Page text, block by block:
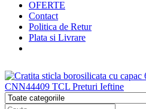
OFERTE
Contact
Politica de Retur
Plata si Livrare